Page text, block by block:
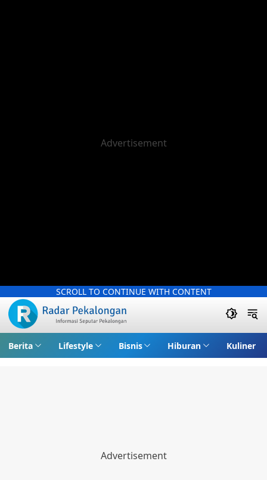
SCROLL TO CONTINUE WITH CONTENT
Berita Lifestyle Bisnis Hiburan Kuliner